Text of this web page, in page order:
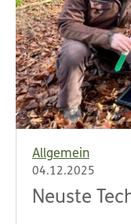
Allgemein
04.12.2025
Neuste